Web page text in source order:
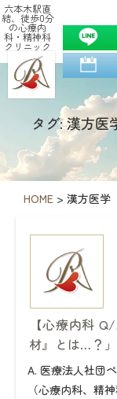
六本木駅直
結、徒歩0分
の心療内
科・精神科
クリニック
タグ: 漢方医
HOME > 漢方医学
【心療内科
材』とは…？」
A. 医療法人社団
（心療内科、精